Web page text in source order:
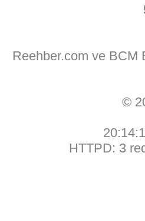
Reehber.com ve BCM
©
HTTPD: 3